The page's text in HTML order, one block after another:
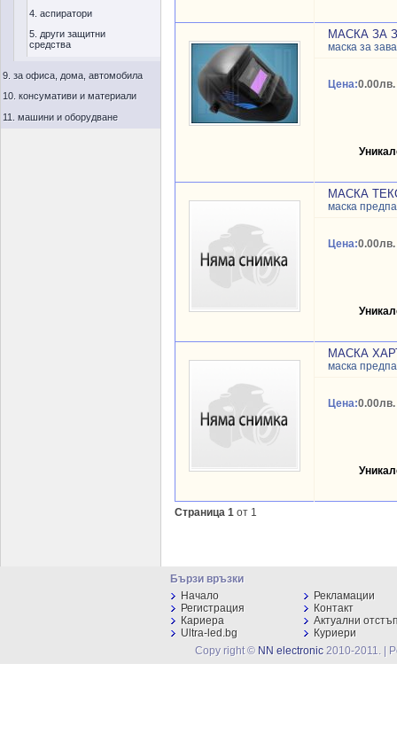
4. аспиратори
5. други защитни
средства
9. за офиса, дома, автомобила
10. консумативи и материали
11. машини и оборудване
МАСКА ЗА
маска за
Цена:0.00лв.
МАСКА
маска
Цена:0.00лв.
МАСКА
маска
Цена:0.00лв.
Страница 1 от 1
Бързи връзки
Начало
Рекламации
Регистрация
Контакт
Кариера
Актуални
Ultra-led.bg
Куриери
Copy right © NN electronic 2010-2011. |